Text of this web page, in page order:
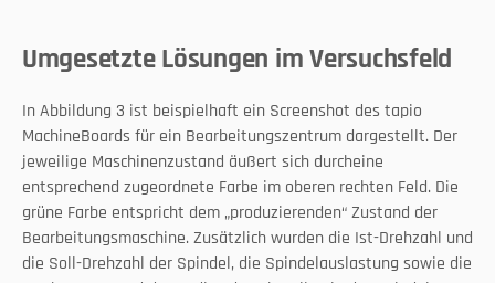
Umgesetzte Lösungen im Versuchsfeld
In Abbildung 3 ist beispielhaft ein Screenshot des tapio
MachineBoards für ein Bearbeitungszentrum dargestellt. Der
jeweilige Maschinenzustand äußert sich durcheine
entsprechend zugeordnete Farbe im oberen rechten Feld. Die
grüne Farbe entspricht dem „produzierenden“ Zustand der
Bearbeitungsmaschine. Zusätzlich wurden die Ist-Drehzahl und
die Soll-Drehzahl der Spindel, die Spindelauslastung sowie die